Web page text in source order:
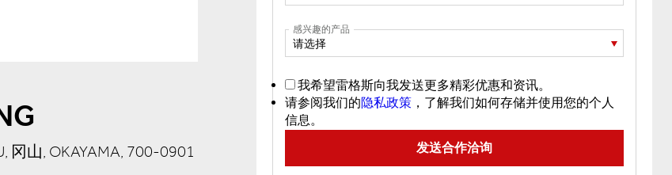
冈山, OKAYAMA, 700-0901
感兴趣的产品
请选择
我希望雷格斯向我发送更多精彩优惠和资讯。
请参阅我们的隐私政策 ，了解我们如何存储并使用您的个人
信息。